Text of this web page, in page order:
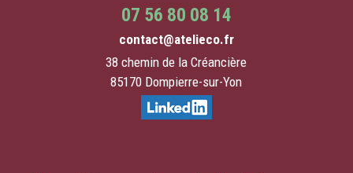
07 56 80 08 14
contact@atelieco.fr
38 chemin de la Créancière
85170 Dompierre-sur-Yon